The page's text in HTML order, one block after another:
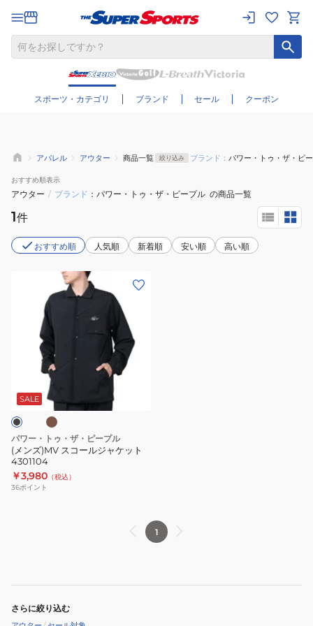
スポーツ・カテゴリ ブランド セール クーポン
さらに絞り込む
アパレル アウター 商品一覧 絞り込み ブランド： パワー・トゥ・ザ・ピ
おすすめ順表示
アウター / ブランド パワー・トゥ・ザ・ピープル の商品一覧
1件
おすすめ順 人気順 新着順 安い順 高い順
ジ
ャ
ケ
ッ
ト
4301104
SALE
パワー・トゥ・ザ・ピープル
(メンズ)MV スコールジャケット
4301104
￥3,980 （税込）
36ポイント
1
さらに絞り込む